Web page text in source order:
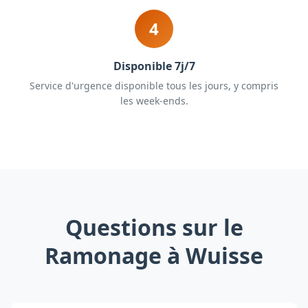
4
Disponible 7j/7
Service d'urgence disponible tous les jours, y compris
les week-ends.
Questions sur le
Ramonage à Wuisse